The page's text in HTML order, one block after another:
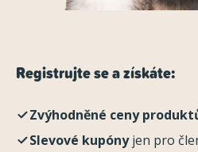
Registrujte se a získáte:
Zvýhodněné ceny
Slevové kupónyjen pro